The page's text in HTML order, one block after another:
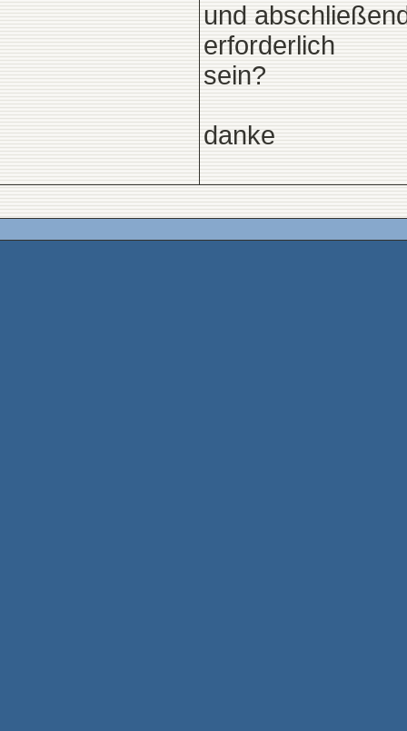
und
erforderlich
sein?
danke